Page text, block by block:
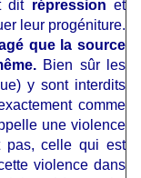
dit répression et
leur progéniture.
que la source
Bien sûr les
y sont interdits
comme
une violence
pas, celle qui est
violence dans